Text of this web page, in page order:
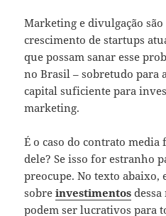
Marketing e divulgação
crescimento de startups
que possam sanar esse
no Brasil – sobretudo para
capital suficiente para
marketing.
É o caso do contrato
dele? Se isso for estranho
preocupe. No texto abaixo,
sobreinvestimentos
podem ser lucrativos para